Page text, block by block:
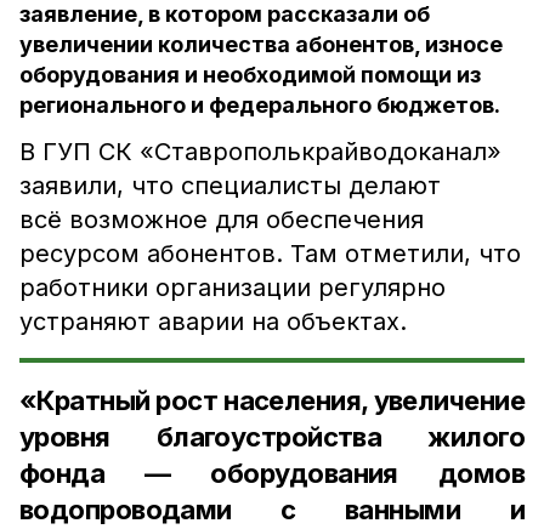
заявление, в котором рассказали об
увеличении количества абонентов, износе
оборудования и необходимой помощи из
регионального и федерального бюджетов.
В ГУП СК «Ставрополькрайводоканал»
заявили, что специалисты делают
всё возможное для обеспечения
ресурсом абонентов. Там отметили, что
работники организации регулярно
устраняют аварии на объектах.
«Кратный рост населения, увеличение
уровня благоустройства жилого
фонда — оборудования домов
водопроводами с ванными и